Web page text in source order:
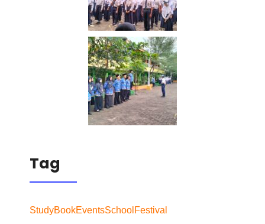
Tag
StudyBookEventsSchool Festival